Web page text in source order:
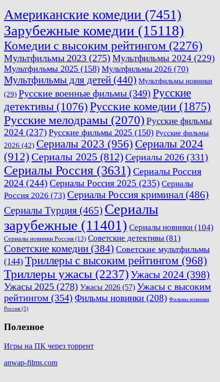
Американские комедии (7451)
Зарубежные комедии (15118)
Комедии с высоким рейтингом (2276)
Мультфильмы 2023 (275) Мультфильмы 2024 (229)
Мультфильмы 2025 (158) Мультфильмы 2026 (70)
Мультфильмы для детей (440) Мультфильмы новинки
(29) Русские военные фильмы (349) Русские
детективы (1076)Русские комедии (1875)
Русские мелодрамы (2070)Русские фильмы
2024 (237) Русские фильмы 2025 (150) Русские фильмы
2026 (42) Сериалы 2023 (956) Сериалы 2024
(912) Сериалы 2025 (812)Сериалы 2026 (331)
Сериалы Россия (3631) Сериалы Россия
2024 (244) Сериалы Россия 2025 (235) Сериалы
Россия 2026 (73) Сериалы Россия криминал (486)
Сериалы Турция (465) Сериалы
зарубежные (11401) Сериалы новинки (104)
Сериалы новинки Россия (13) Советские детективы (81)
Советские комедии (384) Советские мультфильмы
(144) Триллеры с высоким рейтингом (968)
Триллеры ужасы (2237)Ужасы 2024 (398)
Ужасы 2025 (278) Ужасы 2026 (57) Ужасы с высоким
рейтингом (354) Фильмы новинки (208) Фильмы новинки
Россия (5)
Полезное
Игры на ПК через торрент
anwap-films.com